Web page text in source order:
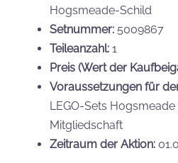
Hogsmeade-Schild
Setnummer: 5009867
Teileanzahl: 1
Preis (Wert der
Voraussetzungen für
LEGO-Sets Hogsmeade
Mitgliedschaft
Zeitraum der Aktion: